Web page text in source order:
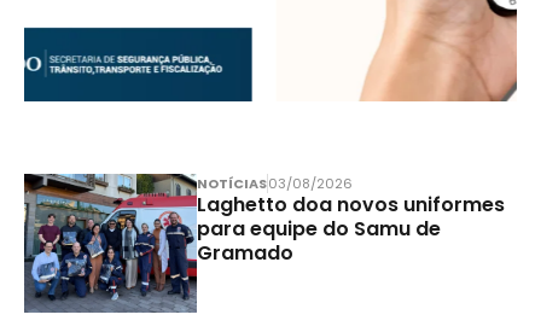
NOTÍCIAS03/08/2026
Laghetto doa novos uniformes
para equipe do Samu de
Gramado